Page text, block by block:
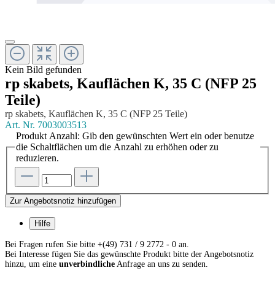
Kein Bild gefunden
rp skabets, Kauflächen K, 35 C (NFP 25
Teile)
rp skabets, Kauflächen K, 35 C (NFP 25 Teile)
Art. Nr. 7003003513
Produkt Anzahl: Gib den gewünschten Wert ein oder benutze
die Schaltflächen um die Anzahl zu erhöhen oder zu
reduzieren.
Zur Angebotsnotiz hinzufügen
Hilfe
Bei Fragen rufen Sie bitte +(49) 731 / 9 2772 - 0 an.
Bei Interesse fügen Sie das gewünschte Produkt bitte der Angebotsnotiz
hinzu, um eine unverbindliche Anfrage an uns zu senden.